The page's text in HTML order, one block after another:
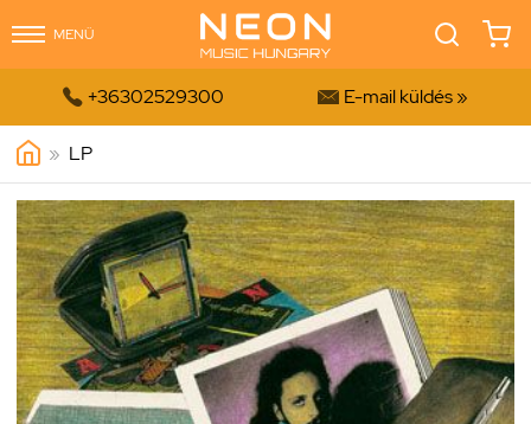
MENÜ
 +36302529300  E-mail küldés »
» LP